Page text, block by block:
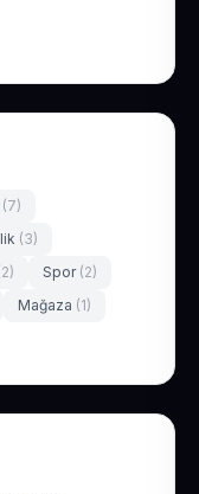
(7)
(3)
Spor (2)
Mağaza (1)